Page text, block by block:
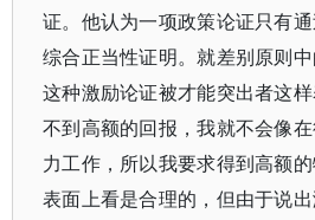
证。他认为一项政策论证只有
综合正当性证明。就差别原则
这种激励论证被才能突出者这
不到高额的回报，我就不会像
力工作，所以我要求得到高额
表面上看是合理的，但由于说